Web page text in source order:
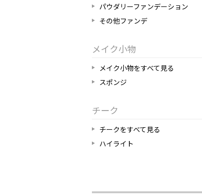
パウダリーファンデーション
その他ファンデ
メイク小物
メイク小物をすべて見る
スポンジ
チーク
チークをすべて見る
ハイライト